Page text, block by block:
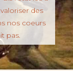
des
nos coeurs
pas.